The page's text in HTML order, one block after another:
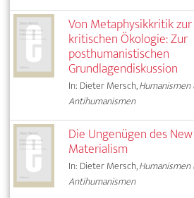
Von Metaphysikkritik zur
kritischen Ökologie: Zur
posthumanistischen
Grundlagendiskussion
In: Dieter Mersch,Humanismen
Antihumanismen
Die Ungenügen des New
Materialism
In: Dieter Mersch,Humanismen
Antihumanismen